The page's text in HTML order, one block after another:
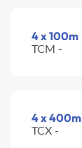
4 x 100m
TCM -
4 x 400m
TCX -